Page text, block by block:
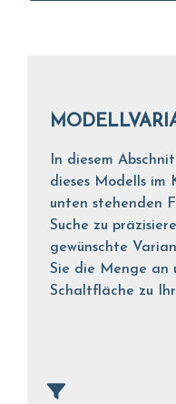
In diesem
dieses Modells im
unten stehenden
Suche zu
gewünschte
Sie die Menge an
Schaltfläche zu